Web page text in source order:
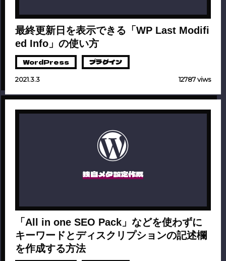
最終更新日を表示できる「WP Last Modifi
ed Info」の使い方
WordPress プラグイン
2021.3.3 12787 viws
独自メタ設定作成
「All in one SEO Pack」などを使わずに
キーワードとディスクリプションの記述欄
を作成する方法